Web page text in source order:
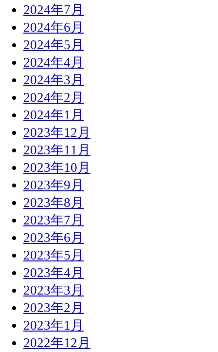
2024年7月
2024年6月
2024年5月
2024年4月
2024年3月
2024年2月
2024年1月
2023年12月
2023年11月
2023年10月
2023年9月
2023年8月
2023年7月
2023年6月
2023年5月
2023年4月
2023年3月
2023年2月
2023年1月
2022年12月